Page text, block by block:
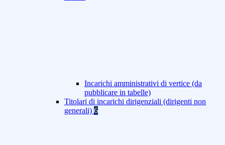
Incarichi amministrativi di vertice (da
pubblicare in tabelle)
Titolari di incarichi dirigenziali (dirigenti non
generali) 6